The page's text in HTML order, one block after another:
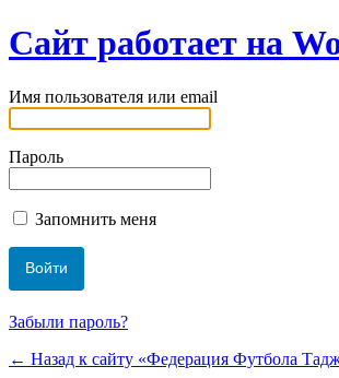
Сайт работает на
Имя пользователя или email
Пароль
Запомнить меня
Забыли пароль?
← Назад к сайту «Федерация Футбола